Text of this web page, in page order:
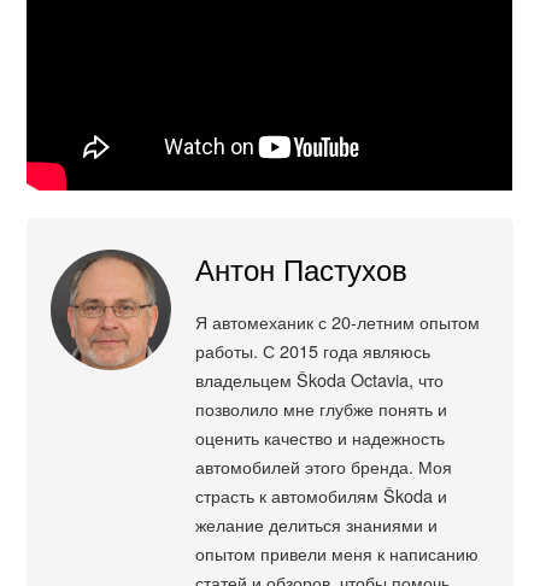
Антон Пастухов
Я автомеханик с 20-летним опытом
работы. С 2015 года являюсь
владельцем Škoda Octavia, что
позволило мне глубже понять и
оценить качество и надежность
автомобилей этого бренда. Моя
страсть к автомобилям Škoda и
желание делиться знаниями и
опытом привели меня к написанию